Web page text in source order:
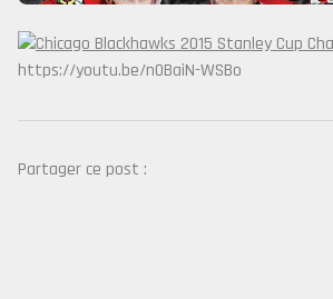
https://youtu.be/n0BaiN-WSBo
Partager ce post :